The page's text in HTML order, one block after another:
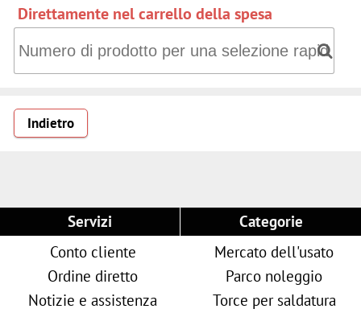
Direttamente nel carrello della spesa
Indietro
Servizi
Conto cliente
Ordine diretto
Notizie e assistenza
Categorie
Mercato dell'usato
Parco noleggio
Torce per saldatura